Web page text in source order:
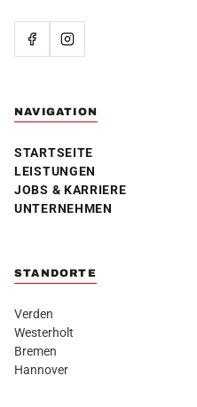
NAVIGATION
STARTSEITE
LEISTUNGEN
JOBS & KARRIERE
UNTERNEHMEN
STANDORTE
Verden
Westerholt
Bremen
Hannover